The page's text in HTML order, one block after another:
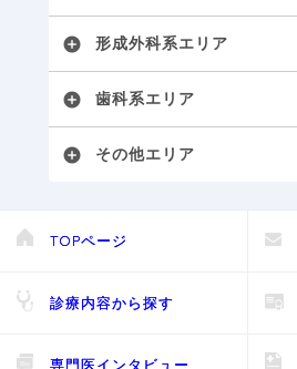
add_circle 形成外科系エリア
add_circle 歯科系エリア
add_circle その他エリア
TOPページ
診療内容から探す
専門医インタビュー